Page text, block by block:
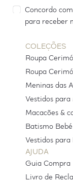
Concordo
para receber
COLEÇÕES
Roupa
Roupa
Meninas das
Vestidos
Macacões &
Batismo Bebé
Vestidos para
AJUDA
Guia Compra
Livro de